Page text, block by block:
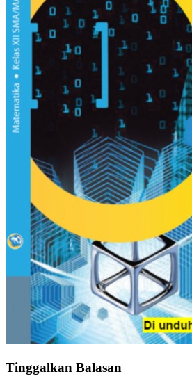
Tinggalkan Balasan